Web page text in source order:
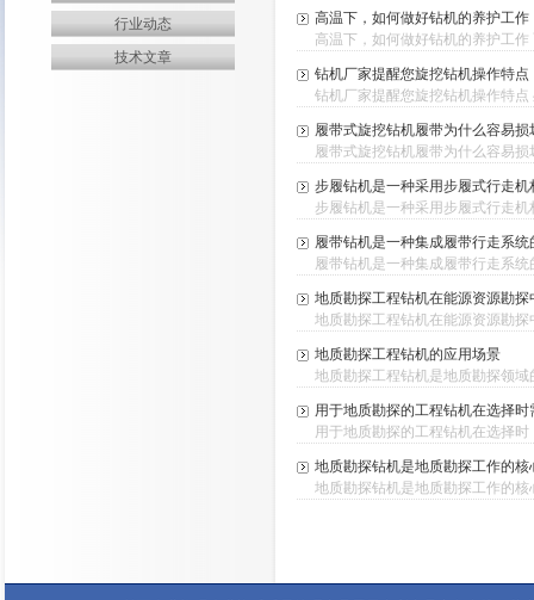
高温下，如何做好钻机的养护工作
高温下，如何做好钻机的养护工
钻机厂家提醒您旋挖钻机操作特点
钻机厂家提醒您旋挖钻机操作特
履带式旋挖钻机履带为什么容易损
履带式旋挖钻机履带为什么容易
步履钻机是一种采用步履式行走机
步履钻机是一种采用步履式行走
履带钻机是一种集成履带行走系统
履带钻机是一种集成履带行走系
地质勘探工程钻机在能源资源勘探
地质勘探工程钻机在能源资源勘
地质勘探工程钻机的应用场景
地质勘探工程钻机是地质勘探领
用于地质勘探的工程钻机在选择
用于地质勘探的工程钻机在选择
地质勘探钻机是地质勘探工作的核
地质勘探钻机是地质勘探工作的
行业动态
技术文章